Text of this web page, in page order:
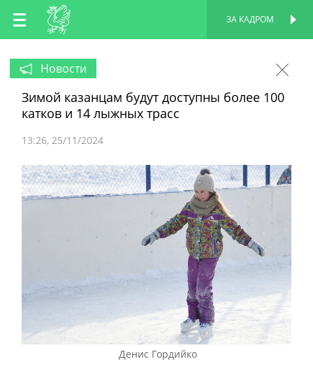
RU
EN
ЗА КАДРОМ
Новости
Зимой казанцам будут доступны более 100
катков и 14 лыжных трасс
13:26 25/11/2024
Денис Гордийко
ПЕРСОНАЛЬНАЯ